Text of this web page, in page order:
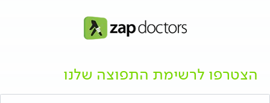
הצטרפו לרשימת התפוצה שלנו